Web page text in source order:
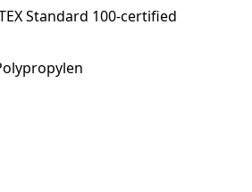
Standard 100-certified